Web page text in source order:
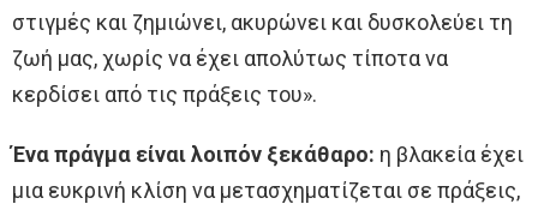
στιγμές και ζημιώνει, ακυρώνει και δυσκολεύει τη
ζωή μας, χωρίς να έχει απολύτως τίποτα να
κερδίσει από τις πράξεις του».
Ένα πράγμα είναι λοιπόν ξεκάθαρο: η βλακεία έχει
μια ευκρινή κλίση να μετασχηματίζεται σε πράξεις,